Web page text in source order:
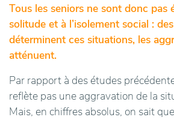
Tous les seniors ne sont donc pas
solitude et à l’isolement social :
déterminent ces situations, les
atténuent.
Par rapport à des études
reflète pas une aggravation de la
Mais, en chiffres absolus, on sait